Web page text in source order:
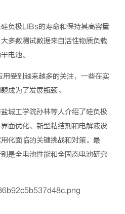
负极LIBs的寿命和保持其高容量
多数测试数据来自活性物质负载
电池。
用受到越来越多的关注，一些在实
成为了发展瓶颈。
城工学院孙林等人介绍了硅负极
面优化、新型粘结剂和电解液设
化面临的关键挑战和对策。最
是全电池性能和全固态电池研究